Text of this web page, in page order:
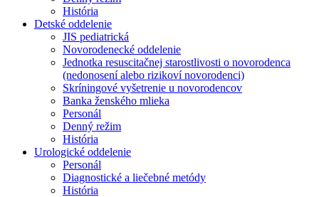
História
Detské oddelenie
JIS pediatrická
Novorodenecké oddelenie
Jednotka resuscitačnej starostlivosti o novorodenca
(nedonosení alebo rizikoví novorodenci)
Skríningové vyšetrenie u novorodencov
Banka ženského mlieka
Personál
Denný režim
História
Urologické oddelenie
Personál
Diagnostické a liečebné metódy
História